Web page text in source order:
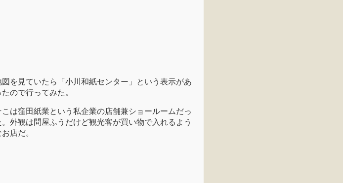
図を見ていたら「小川和紙センター」という表示があ
たので行ってみた。
こは窪田紙業という私企業の店舗兼ショールームだっ
。外観は問屋ふうだけど観光客が買い物で入れるよう
お店だ。